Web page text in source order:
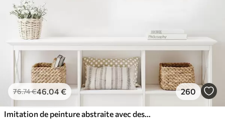
76.74€46.04€ 260
Imitation de peinture abstraite avec des cercles orange et gris, des feuilles et des branches, style moderne, effet aquarelle